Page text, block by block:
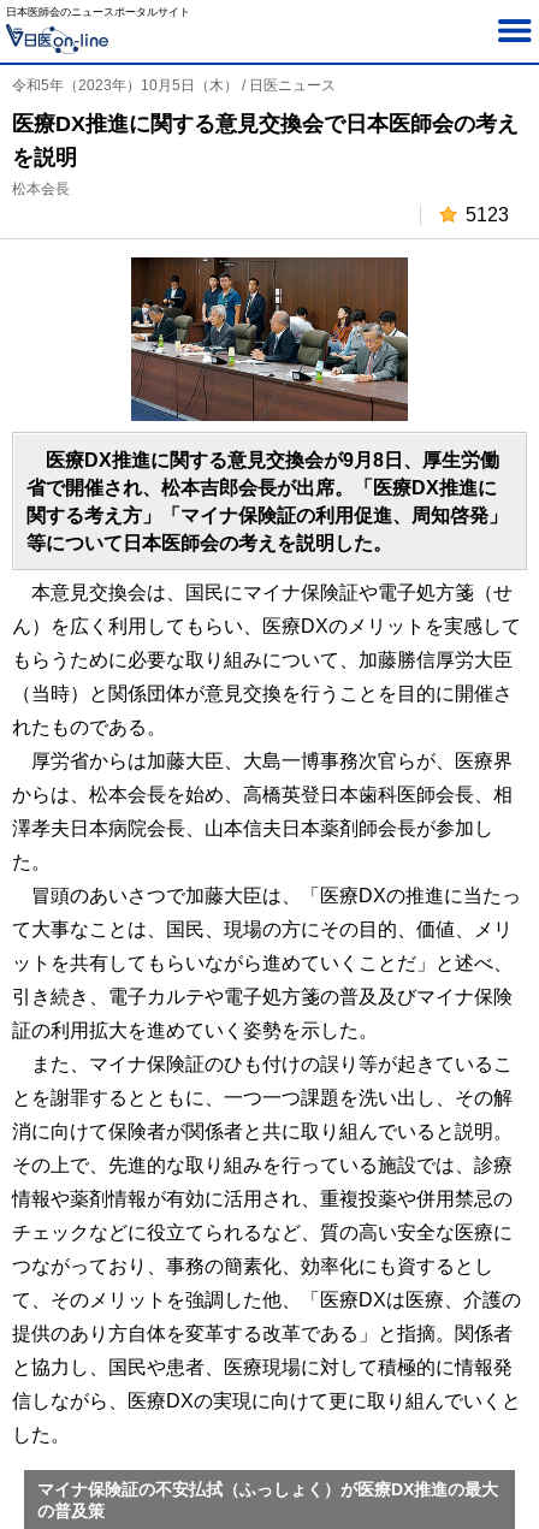
日本医師会のニュースポータルサイト
令和5年（2023年）10月5日（木） / 日医ニュース
医療DX推進に関する意見交換会で日本医師会の考え
を説明
松本会長
5123
医療DX推進に関する意見交換会が9月8日、厚生労働
省で開催され、松本吉郎会長が出席。「医療DX推進に
関する考え方」「マイナ保険証の利用促進、周知啓発」
等について日本医師会の考えを説明した。
本意見交換会は、国民にマイナ保険証や電子処方箋（せ
ん）を広く利用してもらい、医療DXのメリットを実感して
もらうために必要な取り組みについて、加藤勝信厚労大臣
（当時）と関係団体が意見交換を行うことを目的に開催さ
れたものである。
厚労省からは加藤大臣、大島一博事務次官らが、医療界
からは、松本会長を始め、高橋英登日本歯科医師会長、相
澤孝夫日本病院会長、山本信夫日本薬剤師会長が参加し
た。
冒頭のあいさつで加藤大臣は、「医療DXの推進に当たっ
て大事なことは、国民、現場の方にその目的、価値、メリ
ットを共有してもらいながら進めていくことだ」と述べ、
引き続き、電子カルテや電子処方箋の普及及びマイナ保険
証の利用拡大を進めていく姿勢を示した。
また、マイナ保険証のひも付けの誤り等が起きているこ
とを謝罪するとともに、一つ一つ課題を洗い出し、その解
消に向けて保険者が関係者と共に取り組んでいると説明。
その上で、先進的な取り組みを行っている施設では、診療
情報や薬剤情報が有効に活用され、重複投薬や併用禁忌の
チェックなどに役立てられるなど、質の高い安全な医療に
つながっており、事務の簡素化、効率化にも資するとし
て、そのメリットを強調した他、「医療DXは医療、介護の
提供のあり方自体を変革する改革である」と指摘。関係者
と協力し、国民や患者、医療現場に対して積極的に情報発
信しながら、医療DXの実現に向けて更に取り組んでいくと
した。
マイナ保険証の不安払拭（ふっしょく）が医療DX推進の最大
の普及策